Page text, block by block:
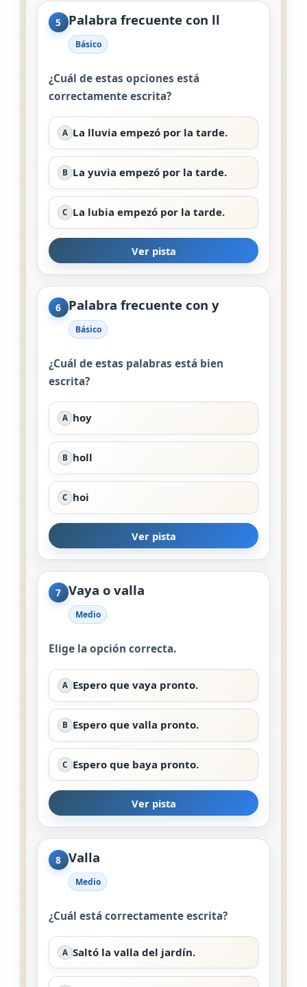
5 Palabra frecuente con ll
Básico
¿Cuál de estas opciones está
correctamente escrita?
A La lluvia empezó por la tarde.
B La yuvia empezó por la tarde.
C La lubia empezó por la tarde.
Ver pista
6 Palabra frecuente con y
Básico
¿Cuál de estas palabras está bien
escrita?
A hoy
B holl
C hoi
Ver pista
7 Vaya o valla
Medio
Elige la opción correcta.
A Espero que vaya pronto.
B Espero que valla pronto.
C Espero que baya pronto.
Ver pista
8 Valla
Medio
¿Cuál está correctamente escrita?
A Saltó la valla del jardín.